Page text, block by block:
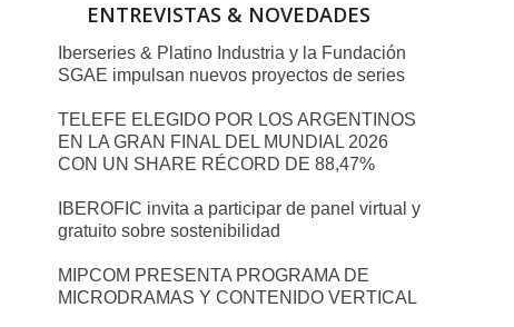
ENTREVISTAS & NOVEDADES
Iberseries & Platino Industria y la Fundación
SGAE impulsan nuevos proyectos de series
TELEFE ELEGIDO POR LOS ARGENTINOS
EN LA GRAN FINAL DEL MUNDIAL 2026
CON UN SHARE RÉCORD DE 88,47%
IBEROFIC invita a participar de panel virtual y
gratuito sobre sostenibilidad
MIPCOM PRESENTA PROGRAMA DE
MICRODRAMAS Y CONTENIDO VERTICAL